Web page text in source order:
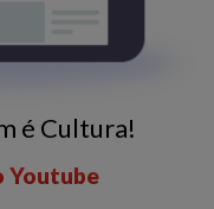
é Cultura!
Youtube